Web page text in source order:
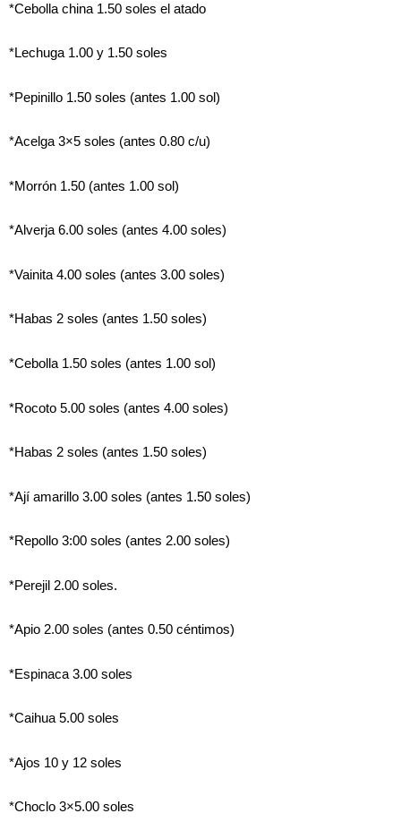
*Cebolla china 1.50 soles el atado
*Lechuga 1.00 y 1.50 soles
*Pepinillo 1.50 soles (antes 1.00 sol)
*Acelga 3×5 soles (antes 0.80 c/u)
*Morrón 1.50 (antes 1.00 sol)
*Alverja 6.00 soles (antes 4.00 soles)
*Vainita 4.00 soles (antes 3.00 soles)
*Habas 2 soles (antes 1.50 soles)
*Cebolla 1.50 soles (antes 1.00 sol)
*Rocoto 5.00 soles (antes 4.00 soles)
*Habas 2 soles (antes 1.50 soles)
*Ají amarillo 3.00 soles (antes 1.50 soles)
*Repollo 3:00 soles (antes 2.00 soles)
*Perejil 2.00 soles.
*Apio 2.00 soles (antes 0.50 céntimos)
*Espinaca 3.00 soles
*Caihua 5.00 soles
*Ajos 10 y 12 soles
*Choclo 3×5.00 soles